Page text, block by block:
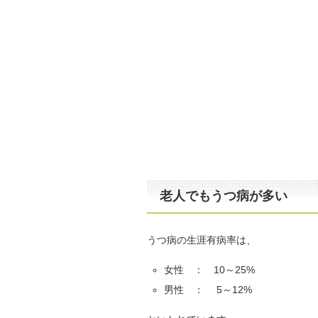
老人でもうつ病が多い
うつ病の生涯有病率は、
女性 ： 10～25%
男性 ： 5～12%